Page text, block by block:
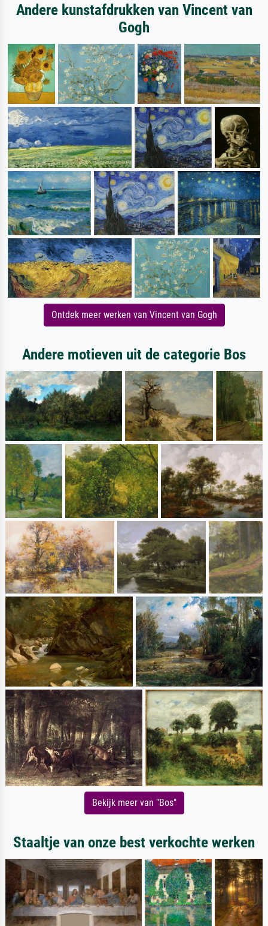
Andere kunstafdrukken van Vincent van
Gogh
Ontdek meer werken van Vincent van Gogh
Andere motieven uit de categorie Bos
Bekijk meer van "Bos"
Staaltje van onze best verkochte werken